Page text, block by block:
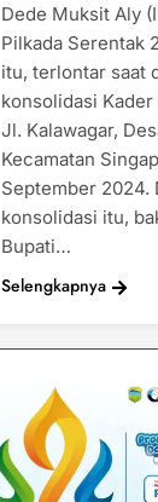
Dede Muksit Aly
Pilkada Serentak
itu, terlontar saat
konsolidasi Kader
Jl. Kalawagar,
Kecamatan
September 2024.
konsolidasi itu,
Bupati…
Selengkapnya